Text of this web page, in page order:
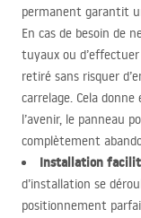
permanent garantit
En cas de besoin de
tuyaux ou
retiré sans risquer
carrelage. Cela
l’avenir, le panneau
complètement
Installation
d’installation se
positionnement